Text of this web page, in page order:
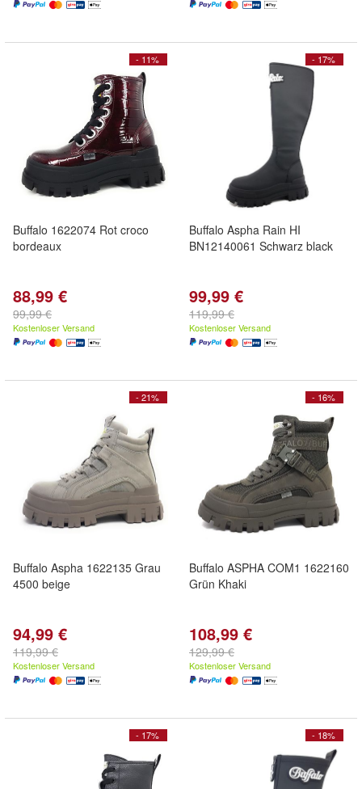
- 11%
Buffalo 1622074 Rot croco
bordeaux
88,99 €
99,99 €
Kostenloser Versand
- 17%
Buffalo Aspha Rain HI
BN12140061 Schwarz black
99,99 €
119,99 €
Kostenloser Versand
- 21%
Buffalo Aspha 1622135 Grau
4500 beige
94,99 €
119,99 €
Kostenloser Versand
- 16%
Buffalo ASPHA COM1 1622160
Grün Khaki
108,99 €
129,99 €
Kostenloser Versand
- 17% - 18%